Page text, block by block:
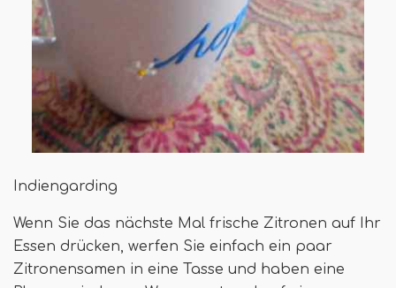
Indiengarding
Wenn Sie das nächste Mal frische Zitronen auf Ihr
Essen drücken, werfen Sie einfach ein paar
Zitronensamen in eine Tasse und haben eine